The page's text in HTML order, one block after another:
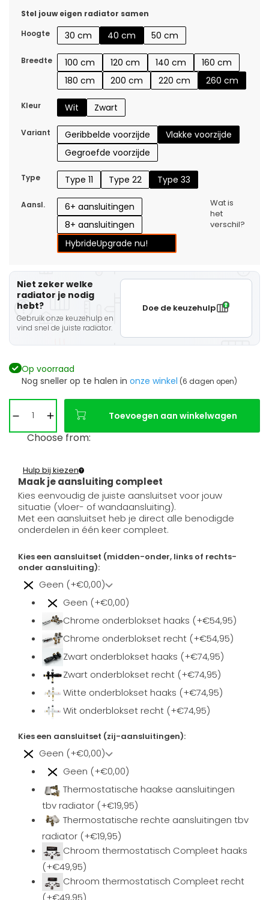
Stel jouw eigen radiator samen
Hoogte
30 cm 40 cm 50 cm
Breedte 100 cm 120 cm 140 cm
160 cm
180 cm
200 cm 220 cm 260 cm
Kleur Wit Zwart
Variant Geribbelde voorzijde
Vlakke voorzijde
Gegroefde voorzijde
Type Type 11 Type 22 Type 33
Aansl.
6+ aansluitingen
8+ aansluitingen
HybrideUpgrade nu!
Wat is
het
verschil?
Niet zeker welke
radiator je nodig
hebt?
Gebruik onze keuzehulp en
vind snel de juiste radiator.
Doe de keuzehulp
Op voorraad
Nog sneller op te halen in onze winkel (6 dagen open)
Toevoegen aan winkelwagen
Choose from:
Maak je aansluiting compleet
Hulp bij kiezen
Kies eenvoudig de juiste aansluitset voor jouw
situatie (vloer- of wandaansluiting).
Met een aansluitset heb je direct alle benodigde
onderdelen in één keer compleet.
Kies een aansluitset (midden-onder, links of rechts-
onder aansluiting):
Geen (+€0,00)
Geen (+€0,00)
Chrome onderblokset haaks (+€54,95)
Chrome onderblokset recht (+€54,95)
Zwart onderblokset haaks (+€74,95)
Zwart onderblokset recht (+€74,95)
Witte onderblokset haaks (+€74,95)
Wit onderblokset recht (+€74,95)
Kies een aansluitset (zij-aansluitingen):
Geen (+€0,00)
Geen (+€0,00)
Thermostatische haakse aansluitingen
tbv radiator (+€19,95)
Thermostatische rechte aansluitingen tbv
radiator (+€19,95)
Chroom thermostatisch Compleet haaks
(+€49,95)
Chroom thermostatisch Compleet recht
(+€49,95)